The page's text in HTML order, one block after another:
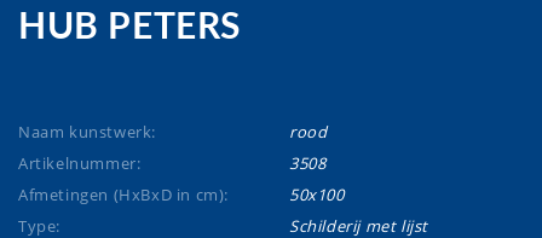
HUB PETERS
Naam kunstwerk:
rood
Artikelnummer:
3508
Afmetingen (HxBxD in cm):
50x100
Type:
Schilderij met lijst